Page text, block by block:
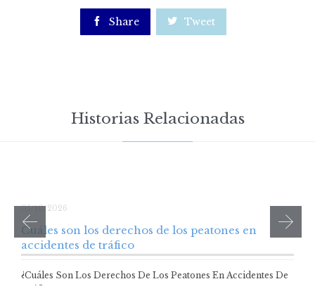
 Share  Tweet
Historias Relacionadas
05/10/2026
Cuáles son los derechos de los peatones en
accidentes de tráfico
¿Cuáles Son Los Derechos De Los Peatones En Accidentes De